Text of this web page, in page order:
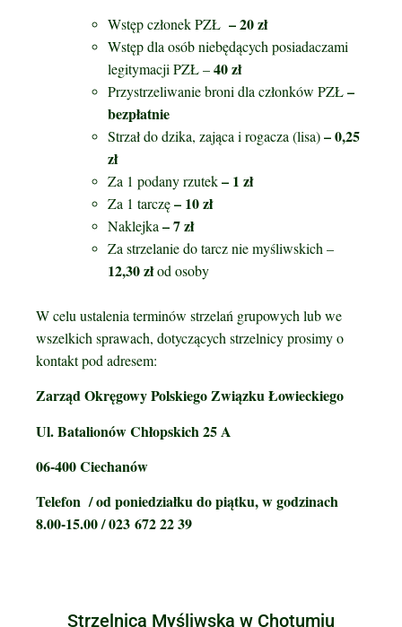
Wstęp członek PZŁ – 20 zł
Wstęp dla osób niebędących posiadaczami
legitymacji PZŁ –40 zł
Przystrzeliwanie broni dla członków PZŁ–
bezpłatnie
Strzał do dzika, zająca i rogacza (lisa)– 0,25
zł
Za 1 podany rzutek– 1 zł
Za 1 tarczę– 10 zł
Naklejka – 7 zł
Za strzelanie do tarcz nie myśliwskich –
12,30 złod osoby
W celu ustalenia terminów strzelań grupowych lub we
wszelkich sprawach, dotyczących strzelnicy prosimy o
kontakt pod adresem:
Zarząd Okręgowy Polskiego Związku Łowieckiego
Ul. Batalionów Chłopskich 25 A
06-400 Ciechanów
Telefon / od poniedziałku do piątku, w godzinach
8.00-15.00 / 023 672 22 39
Strzelnica Myśliwska w Chotumiu